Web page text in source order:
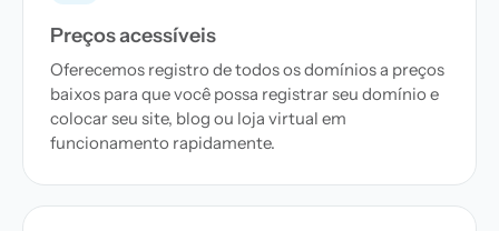
Preços acessíveis
Oferecemos registro de todos os domínios a preços
baixos para que você possa registrar seu domínio e
colocar seu site, blog ou loja virtual em
funcionamento rapidamente.